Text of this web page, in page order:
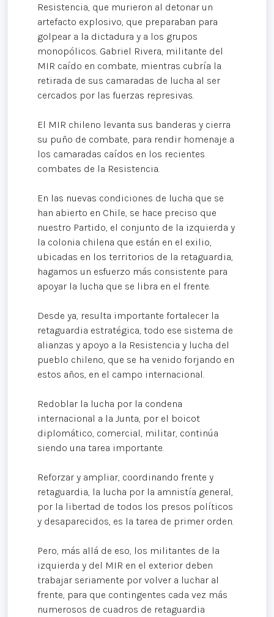
Resistencia, que murieron al detonar un
artefacto explosivo, que preparaban para
golpear a la dictadura y a los grupos
monopólicos. Gabriel Rivera, militante del
MIR caído en combate, mientras cubría la
retirada de sus camaradas de lucha al ser
cercados por las fuerzas represivas.
El MIR chileno levanta sus banderas y cierra
su puño de combate, para rendir homenaje a
los camaradas caídos en los recientes
combates de la Resistencia.
En las nuevas condiciones de lucha que se
han abierto en Chile, se hace preciso que
nuestro Partido, el conjunto de la izquierda y
la colonia chilena que están en el exilio,
ubicadas en los territorios de la retaguardia,
hagamos un esfuerzo más consistente para
apoyar la lucha que se libra en el frente.
Desde ya, resulta importante fortalecer la
retaguardia estratégica, todo ese sistema de
alianzas y apoyo a la Resistencia y lucha del
pueblo chileno, que se ha venido forjando en
estos años, en el campo internacional.
Redoblar la lucha por la condena
internacional a la Junta, por el boicot
diplomático, comercial, militar, continúa
siendo una tarea importante.
Reforzar y ampliar, coordinando frente y
retaguardia, la lucha por la amnistía general,
por la libertad de todos los presos políticos
y desaparecidos, es la tarea de primer orden.
Pero, más allá de eso, los militantes de la
izquierda y del MIR en el exterior deben
trabajar seriamente por volver a luchar al
frente, para que contingentes cada vez más
numerosos de cuadros de retaguardia